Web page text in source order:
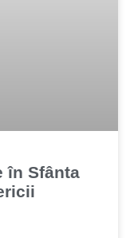
în Sfânta